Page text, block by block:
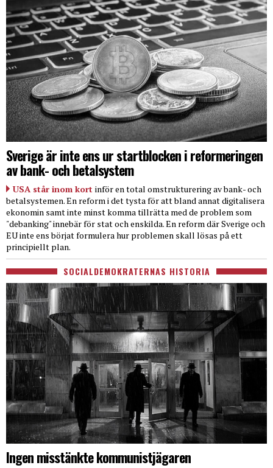
Sverige är inte ens ur startblocken i reformeringen
av bank- och betalsystem
USA står inom kort inför en total omstrukturering av bank- och
betalsystemen. En reform i det tysta för att bland annat digitalisera
ekonomin samt inte minst komma tillrätta med de problem som
"debanking" innebär för stat och enskilda. En reform där Sverige och
EU inte ens börjat formulera hur problemen skall lösas på ett
principiellt plan.
SOCIALDEMOKRATERNAS HISTORIA
Ingen misstänkte kommunistjägaren